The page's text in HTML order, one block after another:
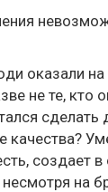
оказали
не те, кто
сделать
качества?
создает
на